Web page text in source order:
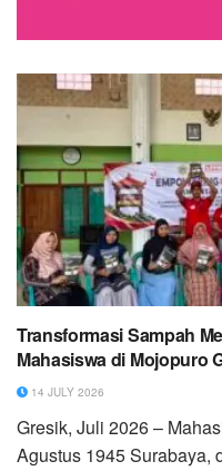
Transformasi Sampah
Mahasiswa di Mojopuro
14 JULY 2026
Gresik, Juli 2026 –
Agustus 1945 Surabaya,